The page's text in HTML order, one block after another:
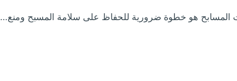
هو خطوة ضرورية للحفاظ على سلامة المسبح ومنع…